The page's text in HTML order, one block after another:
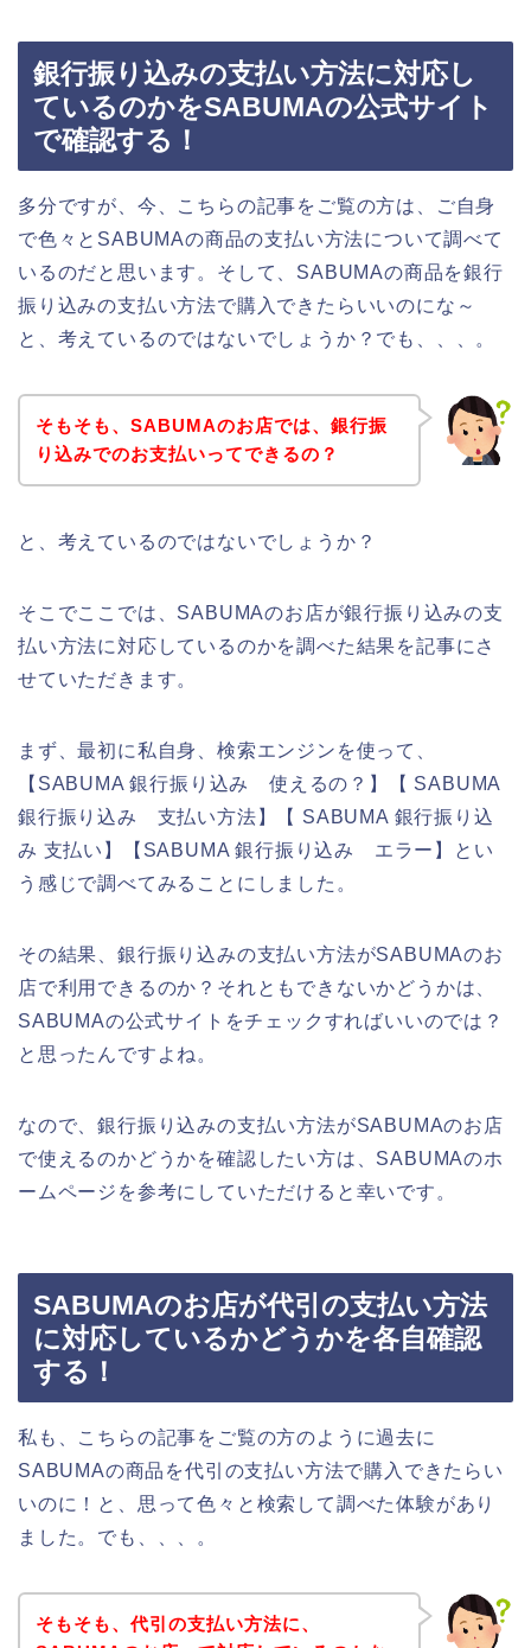
銀行振り込みの支払い方法に対応し
ているのかをSABUMAの公式サイト
で確認する！
多分ですが、今、こちらの記事をご覧の方は、ご自身
で色々とSABUMAの商品の支払い方法について調べて
いるのだと思います。そして、SABUMAの商品を銀行
振り込みの支払い方法で購入できたらいいのにな～
と、考えているのではないでしょうか？でも、、、。
そもそも、SABUMAのお店では、銀行振
り込みでのお支払いってできるの？
と、考えているのではないでしょうか？
そこでここでは、SABUMAのお店が銀行振り込みの支
払い方法に対応しているのかを調べた結果を記事にさ
せていただきます。
まず、最初に私自身、検索エンジンを使って、
【SABUMA 銀行振り込み 使えるの？】【 SABUMA
銀行振り込み 支払い方法】【 SABUMA 銀行振り込
み 支払い】【SABUMA 銀行振り込み エラー】とい
う感じで調べてみることにしました。
その結果、銀行振り込みの支払い方法がSABUMAのお
店で利用できるのか？それともできないかどうかは、
SABUMAの公式サイトをチェックすればいいのでは？
と思ったんですよね。
なので、銀行振り込みの支払い方法がSABUMAのお店
で使えるのかどうかを確認したい方は、SABUMAのホ
ームページを参考にしていただけると幸いです。
SABUMAのお店が代引の支払い方法
に対応しているかどうかを各自確認
する！
私も、こちらの記事をご覧の方のように過去に
SABUMAの商品を代引の支払い方法で購入できたらい
いのに！と、思って色々と検索して調べた体験があり
ました。でも、、、。
そもそも、代引の支払い方法に、